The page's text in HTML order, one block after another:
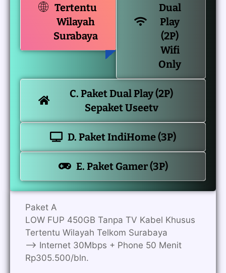
Tertentu
Wilayah
Surabaya
Dual
Play
(2P)
Wifi
Only
C. Paket Dual Play (2P)
Sepaket Useetv
D. Paket IndiHome (3P)
E. Paket Gamer (3P)
Paket A
LOW FUP 450GB Tanpa TV Kabel Khusus
Tertentu Wilayah Telkom Surabaya
—> Internet 30Mbps + Phone 50 Menit
Rp305.500/bln.